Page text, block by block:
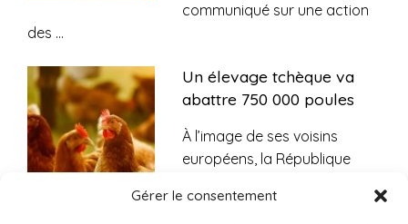
Gérer le consentement
communiqué sur une action
des ...
Un élevage tchèque va
abattre 750 000 poules
À l’image de ses voisins
européens, la République